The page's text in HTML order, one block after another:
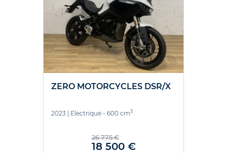
ZERO MOTORCYCLES DSR/X
2023 Electrique - 600 cm3
26 775 €
18 500 €